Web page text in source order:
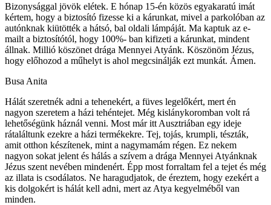
Bizonysággal jövök elétek. E hónap 15-én közös egyakaratú imát
kértem, hogy a biztosító fizesse ki a kárunkat, mivel a parkolóban az
autónknak kiütötték a hátsó, bal oldali lámpáját. Ma kaptuk az e-
mailt a biztosítótól, hogy 100%- ban kifizeti a kárunkat, mindent
állnak. Millió köszönet drága Mennyei Atyánk. Köszönöm Jézus,
hogy előhozod a műhelyt is ahol megcsinálják ezt munkát. Ámen.
Busa Anita
Hálát szeretnék adni a tehenekért, a füves legelőkért, mert én
nagyon szeretem a házi tehéntejet. Még kislánykoromban volt rá
lehetőségünk háznál venni. Most már itt Ausztriában egy ideje
rátaláltunk ezekre a házi termékekre. Tej, tojás, krumpli, tészták,
amit otthon készítenek, mint a nagymamám régen. Ez nekem
nagyon sokat jelent és hálás a szívem a drága Mennyei Atyánknak
Jézus szent nevében mindenért. Épp most forraltam fel a tejet és még
az illata is csodálatos. Ne haragudjatok, de éreztem, hogy ezekért a
kis dolgokért is hálát kell adni, mert az Atya kegyelméből van
minden.